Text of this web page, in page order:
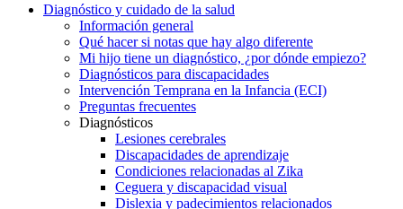
Diagnóstico y cuidado de la salud
Información general
Qué hacer si notas que hay algo diferente
Mi hijo tiene un diagnóstico, ¿por dónde empiezo?
Diagnósticos para discapacidades
Intervención Temprana en la Infancia (ECI)
Preguntas frecuentes
Diagnósticos
Lesiones cerebrales
Discapacidades de aprendizaje
Condiciones relacionadas al Zika
Ceguera y discapacidad visual
Dislexia y padecimientos relacionados